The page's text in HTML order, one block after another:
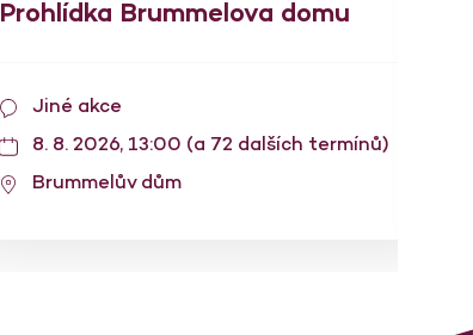
Prohlídka Brummelova domu
Jiné akce
8. 8. 2026, 13:00 (a 72 dalších termínů)
Brummelův dům